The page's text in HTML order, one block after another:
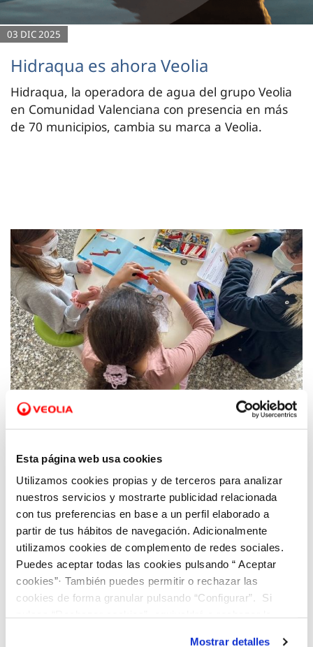
Esta página web usa cookies
Utilizamos cookies propias y de terceros para analizar
nuestros servicios y mostrarte publicidad relacionada
con tus preferencias en base a un perfil elaborado a
partir de tus hábitos de navegación. Adicionalmente
utilizamos cookies de complemento de redes sociales.
Puedes aceptar todas las cookies pulsando “ Aceptar
cookies”· También puedes permitir o rechazar las
cookies de forma granular pulsando “Configurar”. Si
Mostrar detalles
03 DIC 2025
Hidraqua es ahora Veolia
Hidraqua, la operadora de agua del grupo Veolia
en Comunidad Valenciana con presencia en más
de 70 municipios, cambia su marca a Veolia.
07 ENE 2022
mentorización a fin de fomentar la
incorporación de mujeres en puestos
directivos